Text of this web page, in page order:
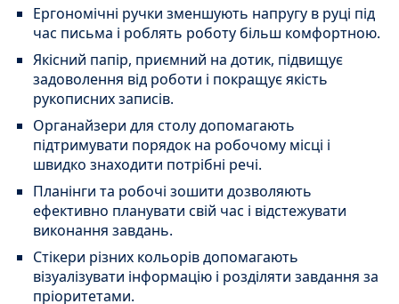
Ергономічні ручки зменшують напругу в руці під
час письма і роблять роботу більш комфортною.
Якісний папір, приємний на дотик, підвищує
задоволення від роботи і покращує якість
рукописних записів.
Органайзери для столу допомагають
підтримувати порядок на робочому місці і
швидко знаходити потрібні речі.
Планінги та робочі зошити дозволяють
ефективно планувати свій час і відстежувати
виконання завдань.
Стікери різних кольорів допомагають
візуалізувати інформацію і розділяти завдання за
пріоритетами.